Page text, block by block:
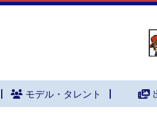
モデル・タレント